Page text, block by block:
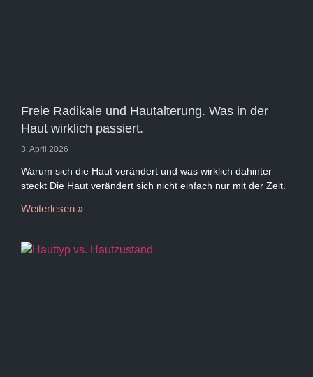
Freie Radikale und Hautalterung. Was in der
Haut wirklich passiert.
3. April 2026
Warum sich die Haut verändert und was wirklich dahinter
steckt Die Haut verändert sich nicht einfach nur mit der Zeit.
Weiterlesen »